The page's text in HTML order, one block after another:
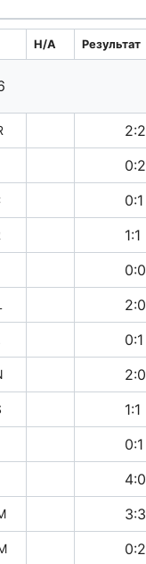
H/A Результат
2:2
0:2
0:1
1:1
0:0
2:0
0:1
2:0
1:1
0:1
4:0
3:3
0:2